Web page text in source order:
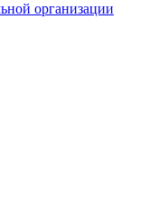
организации